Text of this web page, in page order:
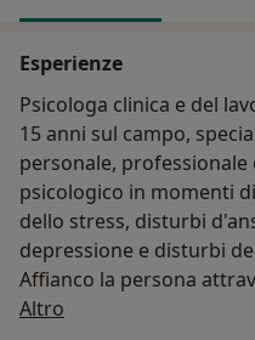
Esperienze
Psicologa clinica e del
15 anni sul campo,
personale,
psicologico in momenti
dello stress, disturbi
depressione e disturbi
Affianco la persona
integrati che includono
Altro